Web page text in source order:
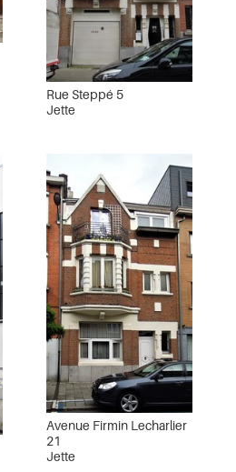
Rue Steppé 5
Jette
Avenue Firmin Lecharlier
21
Jette